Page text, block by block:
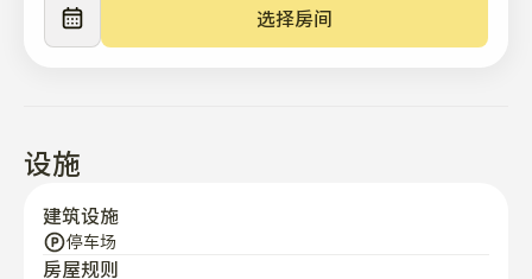
退房时请把垃圾和食物垃圾分开排出。
因为是公寓小区，所以很安全。
居住地区的特性是安静安全的氛围。
宿舍距离地铁4号线和7号线都经过的芦原站步行5分钟。
选择房间
设施
建筑设施
停车场
房屋规则